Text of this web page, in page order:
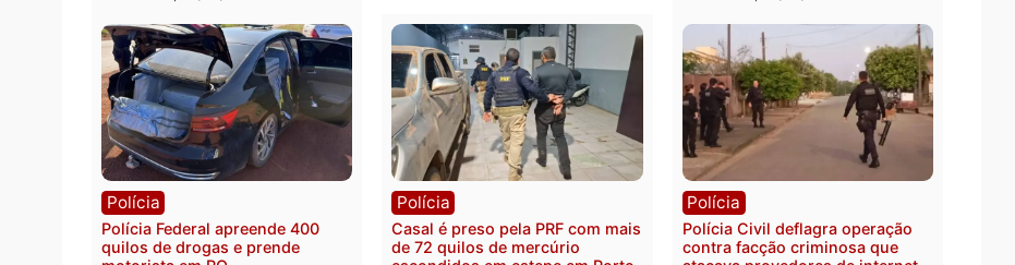
Política
Marcos Rogério apresenta Plano
de Governo com 228 projetos,
metas públicas e
acompanhamento de resultados
sexta-feira, 07/08/2026 às 18:49
Política
Eleições 2026: Pastor Evanildo
pode ser o primeiro pastor de
Rondônia na Câmara Federal
sexta-feira, 07/08/2026 às 18:36
Polícia
2 MILHÕES – Unnesa apresenta
documentos que comprovam
transparência e legalidade na
operação alvo da PF